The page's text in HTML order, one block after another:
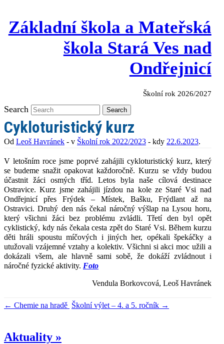
Základní škola a Mateřská
škola Stará Ves nad
Ondřejnicí
Školní rok 2026/2027
Search Search
Aktuality »
Cykloturistický kurz
Od Leoš Havránek - v Školní rok 2022/2023 - kdy 22.6.2023.
V letošním roce jsme poprvé zahájili cykloturistický kurz, který
se budeme snažit opakovat každoročně. Kurzu se vždy budou
účastnit žáci osmých tříd. Letos byla naše cílová destinace
Ostravice. Kurz jsme zahájili jízdou na kole ze Staré Vsi nad
Ondřejnicí přes Frýdek – Místek, Bašku, Frýdlant až na
Ostravici. Druhý den nás čekal náročný výšlap na Lysou horu,
který všichni žáci bez problému zvládli. Třetí den byl opět
cyklistický, kdy nás čekala cesta zpět do Staré Vsi. Během kurzu
děti hráli spoustu míčových i jiných her, opékali špekáčky a
utužovali vzájemné vztahy a kolektiv. Všichni si akci moc užili a
dokázali všem, ale hlavně sami sobě, že dokáží zvládnout i
náročné fyzické aktivity. Foto
Vendula Borkovcová, Leoš Havránek
← Chemie na hradě Školní výlet – 4. a 5. ročník →